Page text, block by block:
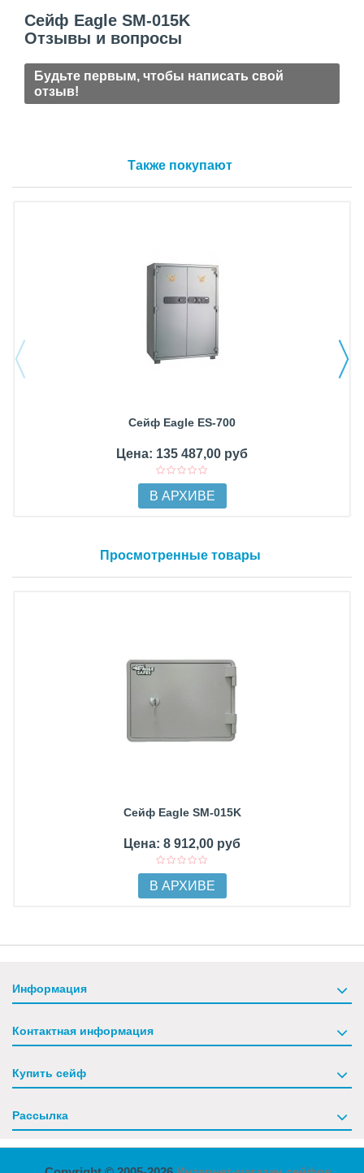
Сейф Eagle SM-015K
Отзывы и вопросы
Будьте первым, чтобы написать свой
отзыв!
Также покупают
Сейф Eagle ES-700
Цена: 135 487,00 руб
В АРХИВЕ
Просмотренные товары
Сейф Eagle SM-015K
Цена: 8 912,00 руб
В АРХИВЕ
Информация
Контактная информация
Купить сейф
Рассылка